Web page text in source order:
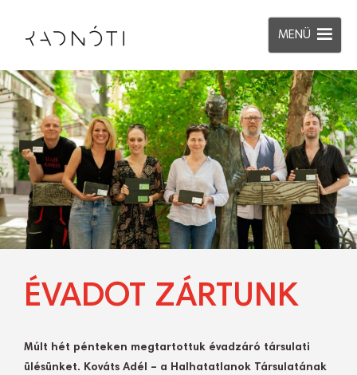
MENÜ
ÉVADOT ZÁRTUNK
Múlt hét pénteken megtartottuk évadzáró társulati
ülésünket. Kováts Adél – a Halhatatlanok Társulatának